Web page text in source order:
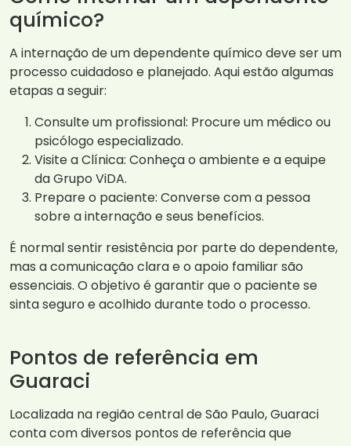
químico?
A internação de um dependente químico deve ser um
processo cuidadoso e planejado. Aqui estão algumas
etapas a seguir:
Consulte um profissional: Procure um médico ou
psicólogo especializado.
Visite a Clínica: Conheça o ambiente e a equipe
da Grupo ViDA.
Prepare o paciente: Converse com a pessoa
sobre a internação e seus benefícios.
É normal sentir resistência por parte do dependente,
mas a comunicação clara e o apoio familiar são
essenciais. O objetivo é garantir que o paciente se
sinta seguro e acolhido durante todo o processo.
Pontos de referência em
Guaraci
Localizada na região central de São Paulo, Guaraci
conta com diversos pontos de referência que